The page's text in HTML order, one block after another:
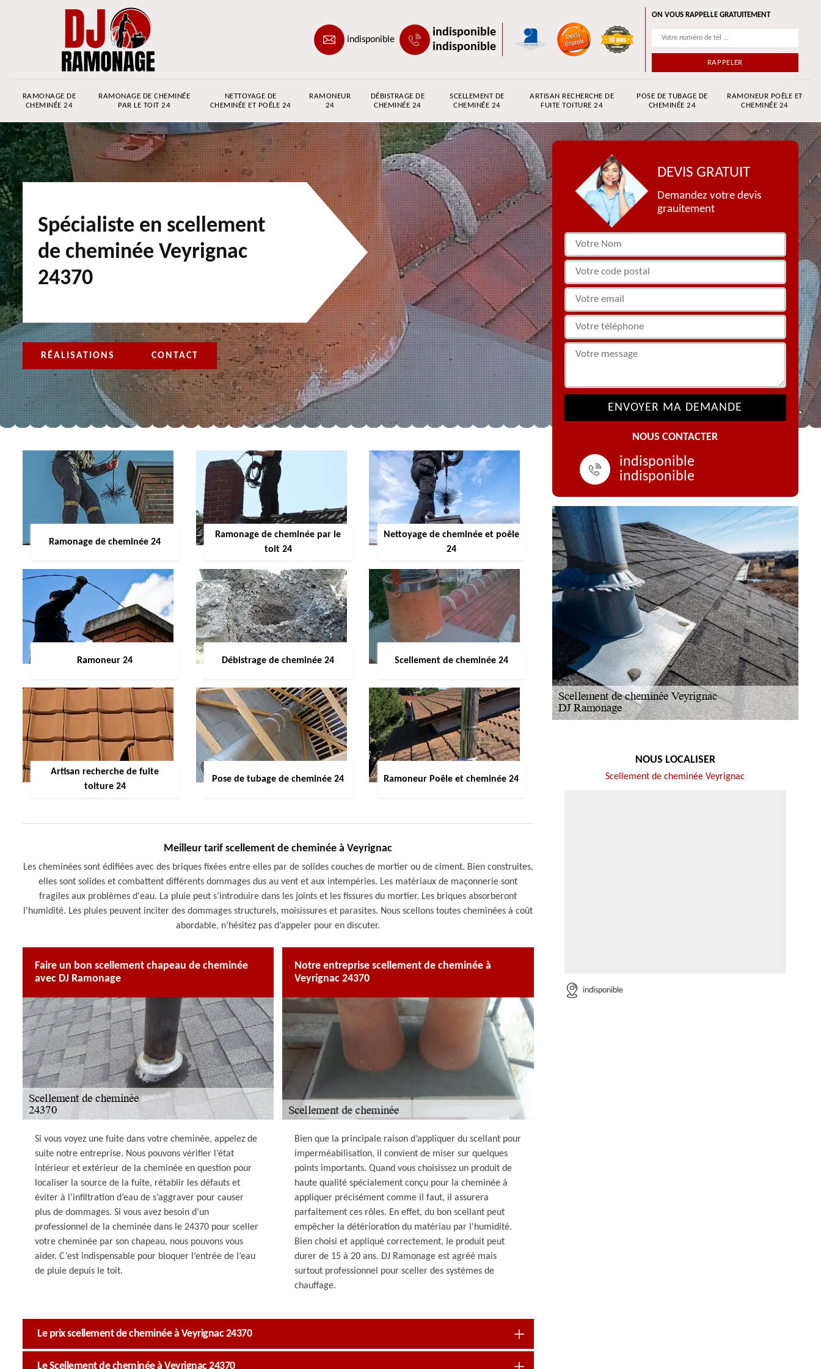
indisponible
indisponible
indisponible
ON VOUS RAPPELLE GRATUITEMENT
RAMONAGE DE
CHEMINÉE 24
RAMONAGE DE CHEMINÉE
PAR LE TOIT 24
NETTOYAGE DE
CHEMINÉE ET POÊLE 24
RAMONEUR
24
DÉBISTRAGE DE
CHEMINÉE 24
SCELLEMENT DE
CHEMINÉE 24
ARTISAN RECHERCHE DE
FUITE TOITURE 24
POSE DE TUBAGE DE
CHEMINÉE 24
RAMONEUR POÊLE ET
CHEMINÉE 24
Spécialiste en scellement
de cheminée Veyrignac
24370
RÉALISATIONS CONTACT
Ramonage de cheminée 24
Ramonage de cheminée par le
toit 24
Nettoyage de cheminée et poêle
24
Ramoneur 24 Débistrage de cheminée 24 Scellement de cheminée 24
Artisan recherche de fuite
toiture 24
Pose de tubage de cheminée 24 Ramoneur Poêle et cheminée 24
Meilleur tarif scellement de cheminée à Veyrignac
Les cheminées sont édifiées avec des briques fixées entre elles par de solides couches de mortier ou de ciment. Bien construites,
elles sont solides et combattent différents dommages dus au vent et aux intempéries. Les matériaux de maçonnerie sont
fragiles aux problèmes d'eau. La pluie peut s’introduire dans les joints et les fissures du mortier. Les briques absorberont
l'humidité. Les pluies peuvent inciter des dommages structurels, moisissures et parasites. Nous scellons toutes cheminées à coût
abordable, n’hésitez pas d’appeler pour en discuter.
Faire un bon scellement chapeau de cheminée
avec DJ Ramonage
Si vous voyez une fuite dans votre cheminée, appelez de
suite notre entreprise. Nous pouvons vérifier l’état
intérieur et extérieur de la cheminée en question pour
localiser la source de la fuite, rétablir les défauts et
éviter à l’infiltration d’eau de s’aggraver pour causer
plus de dommages. Si vous avez besoin d’un
professionnel de la cheminée dans le 24370 pour sceller
votre cheminée par son chapeau, nous pouvons vous
aider. C’est indispensable pour bloquer l’entrée de l’eau
de pluie depuis le toit.
Notre entreprise scellement de cheminée à
Veyrignac 24370
Bien que la principale raison d’appliquer du scellant pour
imperméabilisation, il convient de miser sur quelques
points importants. Quand vous choisissez un produit de
haute qualité spécialement conçu pour la cheminée à
appliquer précisément comme il faut, il assurera
parfaitement ces rôles. En effet, du bon scellant peut
empêcher la détérioration du matériau par l'humidité.
Bien choisi et appliqué correctement, le produit peut
durer de 15 à 20 ans. DJ Ramonage est agréé mais
surtout professionnel pour sceller des systèmes de
chauffage.
Le prix scellement de cheminée à Veyrignac 24370
Le Scellement de cheminée à Veyrignac 24370
DEVIS GRATUIT
Demandez votre devis
grauitement
NOUS CONTACTER
indisponible
indisponible
NOUS LOCALISER
Scellement de cheminée Veyrignac
indisponible